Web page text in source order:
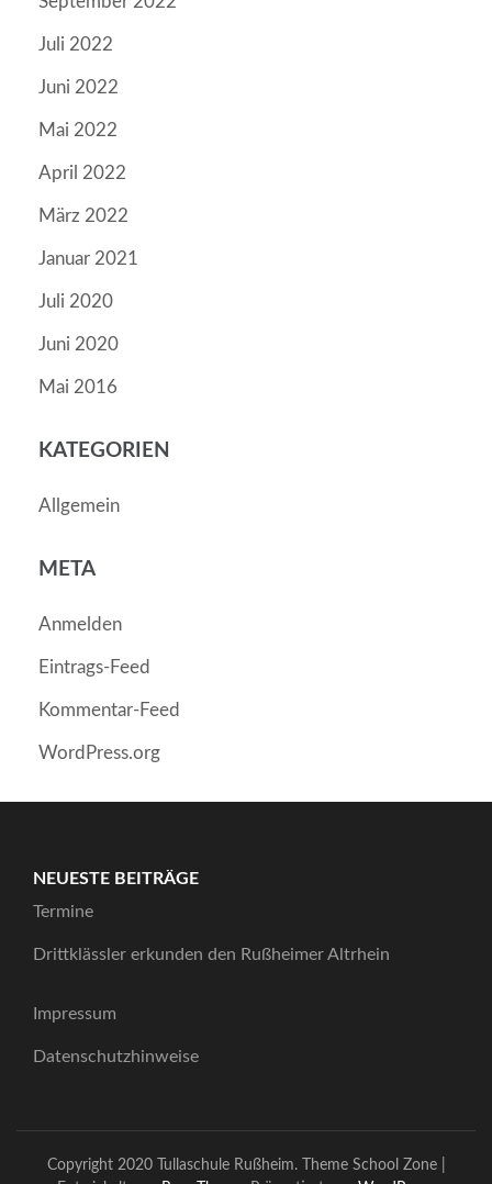
Juli 2022
Juni 2022
Mai 2022
April 2022
März 2022
Januar 2021
Juli 2020
Juni 2020
Mai 2016
KATEGORIEN
Allgemein
META
Anmelden
Eintrags-Feed
Kommentar-Feed
WordPress.org
NEUESTE BEITRÄGE
Termine
Drittklässler erkunden den Rußheimer Altrhein
Impressum
Datenschutzhinweise
Copyright 2020 Tullaschule Rußheim. Theme School Zone |